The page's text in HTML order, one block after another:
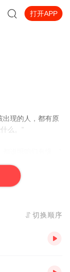
打开APP
出现的人，都有原
么。”
说明咱们有缘。”
切换顺序